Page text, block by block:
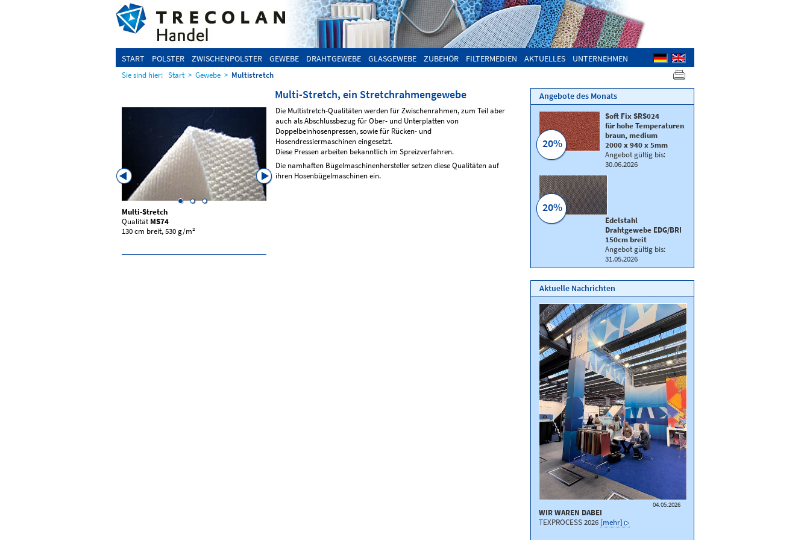
START POLSTER ZWISCHENPOLSTER GEWEBE DRAHTGEWEBE GLASGEWEBE ZUBEHÖR FILTERMEDIEN AKTUELLES UNTERNEHMEN
Sie sind hier: Start > Gewebe > Multistretch
Multi-Stretch, ein Stretchrahmengewebe
Die Multistretch-Qualitäten werden für Zwischenrahmen, zum Teil aber
auch als Abschlussbezug für Ober- und Unterplatten von
Doppelbeinhosenpressen, sowie für Rücken- und
Hosendressiermaschinen eingesetzt.
Diese Pressen arbeiten bekanntlich im Spreizverfahren.
Die namhaften Bügelmaschinenhersteller setzen diese Qualitäten auf
ihren Hosenbügelmaschinen ein.
Multi-Stretch
Qualität MS74
130 cm breit, 530 g/m²
Multi-Stretch
QualitätMS74
130 cm breit, 530 g/m²
Angebote des Monats
Soft Fix SRS024
für hohe Temperaturen
braun, medium
2000 x 940 x 5mm
Angebot gültig bis:
30.06.2026
20%
Edelstahl
Drahtgewebe EDG/BRI
150cm breit
Angebot gültig bis:
31.05.2026
20%
Aktuelle Nachrichten
04.05.2026
WIR WAREN DABEI
TEXPROCESS 2026 [mehr]